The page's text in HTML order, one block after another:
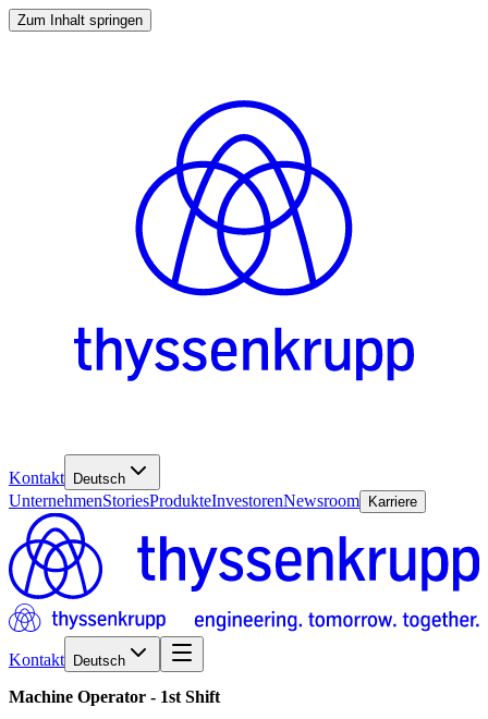
Zum Inhalt springen
Kontakt Deutsch
UnternehmenStoriesProdukteInvestorenNewsroom Karriere
Kontakt Deutsch
Machine Operator - 1st Shift